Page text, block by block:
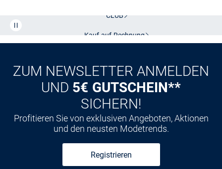
CLUB
Kauf auf Rechnung
ZUM NEWSLETTER ANMELDEN
UND 5€ GUTSCHEIN**
SICHERN!
Profitieren Sie von exklusiven Angeboten, Aktionen
und den neusten Modetrends.
Registrieren